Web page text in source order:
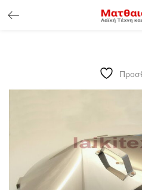
ΕΊΣΟΔΟΣ ΠΕΛΑΤΏΝ
Υπενθύμιση κωδικού
Είσοδος